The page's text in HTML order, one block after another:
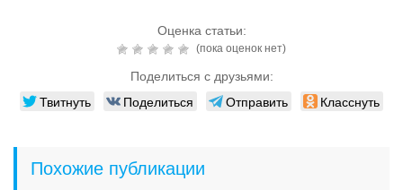
Оценка статьи:
(пока оценок нет)
Поделиться с друзьями:
Твитнуть Поделиться Отправить Класснуть
Похожие публикации